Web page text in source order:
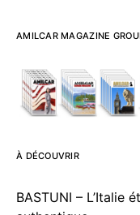
AMILCAR MAGAZINE
À DÉCOUVRIR
BASTUNI – L’Italie